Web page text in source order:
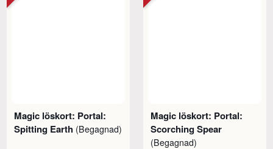
Magic löskort: Portal:
Spitting Earth (Begagnad)
Magic löskort: Portal:
Scorching Spear
(Begagnad)